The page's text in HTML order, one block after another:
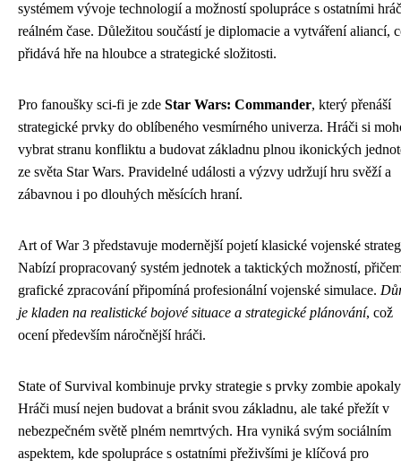
systémem vývoje technologií a možností spolupráce s ostatními
reálném čase. Důležitou součástí je diplomacie a vytváření aliancí,
přidává hře na hloubce a strategické složitosti.
Pro fanoušky sci-fi je zde Star Wars: Commander, který přenáší
strategické prvky do oblíbeného vesmírného univerza. Hráči si
vybrat stranu konfliktu a budovat základnu plnou ikonických
ze světa Star Wars. Pravidelné události a výzvy udržují hru svěží a
zábavnou i po dlouhých měsících hraní.
Art of War 3 představuje modernější pojetí klasické vojenské
Nabízí propracovaný systém jednotek a taktických možností,
grafické zpracování připomíná profesionální vojenské simulace.
je kladen na realistické bojové situace a strategické plánování, což
ocení především náročnější hráči.
State of Survival kombinuje prvky strategie s prvky zombie
Hráči musí nejen budovat a bránit svou základnu, ale také přežít v
nebezpečném světě plném nemrtvých. Hra vyniká svým sociálním
aspektem, kde spolupráce s ostatními přeživšími je klíčová pro